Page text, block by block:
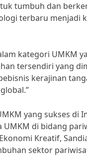
tumbuh dan
terbaru menjadi
kategori UMKM
tersendiri yang
kerajinan
yang sukses di
di bidang
Kreatif,
sektor